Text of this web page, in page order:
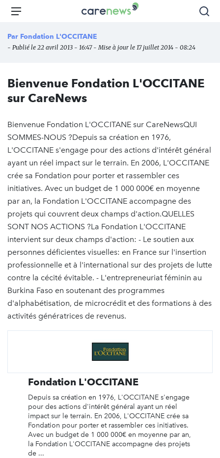
Aller
principal
Carenews,
média
des
l'engagement
Menu
Par Fondation L'OCCITANE
- Publié le 22 avril 2013 - 16:47 - Mise à jour le 17 juillet 2014 - 08:24
Bienvenue Fondation L'OCCITANE
sur CareNews
Bienvenue Fondation L'OCCITANE sur CareNewsQUI
SOMMES-NOUS ?Depuis sa création en 1976,
L'OCCITANE s'engage pour des actions d'intérêt général
ayant un réel impact sur le terrain. En 2006, L'OCCITANE
crée sa Fondation pour porter et rassembler ces
initiatives. Avec un budget de 1 000 000€ en moyenne
par an, la Fondation L'OCCITANE accompagne des
projets qui couvrent deux champs d'action.QUELLES
SONT NOS ACTIONS ?La Fondation L'OCCITANE
intervient sur deux champs d'action: - Le soutien aux
personnes déficientes visuelles: en France sur l'insertion
professionnelle et à l'international sur des projets de lutte
contre la cécité évitable. - L'entrepreneuriat féminin au
Burkina Faso en soutenant des programmes
d'alphabétisation, de microcrédit et des formations à des
activités génératrices de revenus.
Fondation L'OCCITANE
Depuis sa création en 1976, L'OCCITANE s'engage
pour des actions d'intérêt général ayant un réel
impact sur le terrain. En 2006, L'OCCITANE crée sa
Fondation pour porter et rassembler ces initiatives.
Avec un budget de 1 000 000€ en moyenne par an,
la Fondation L'OCCITANE accompagne des projets
de ...